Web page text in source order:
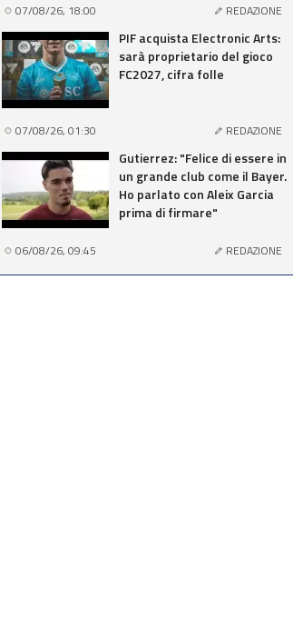
07/08/26, 18:00 REDAZIONE
PIF acquista Electronic Arts:
sarà proprietario del gioco
FC2027, cifra folle
07/08/26, 01:30 REDAZIONE
Gutierrez: "Felice di essere in
un grande club come il Bayer.
Ho parlato con Aleix Garcia
prima di firmare"
06/08/26, 09:45 REDAZIONE